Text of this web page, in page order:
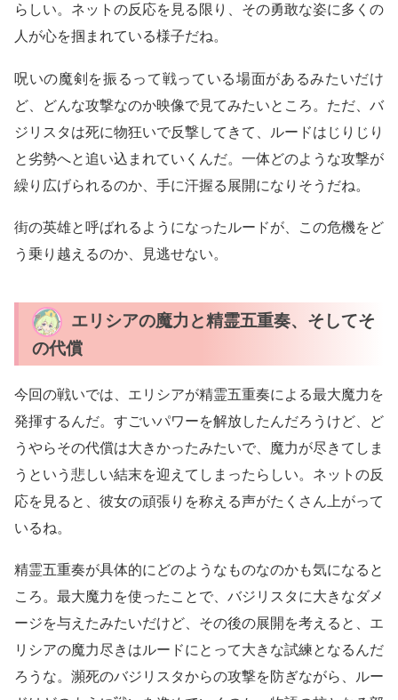
らしい。ネットの反応を見る限り、その勇敢な姿に多くの
人が心を掴まれている様子だね。
呪いの魔剣を振るって戦っている場面があるみたいだけ
ど、どんな攻撃なのか映像で見てみたいところ。ただ、バ
ジリスタは死に物狂いで反撃してきて、ルードはじりじり
と劣勢へと追い込まれていくんだ。一体どのような攻撃が
繰り広げられるのか、手に汗握る展開になりそうだね。
街の英雄と呼ばれるようになったルードが、この危機をど
う乗り越えるのか、見逃せない。
エリシアの魔力と精霊五重奏、そしてそ
の代償
今回の戦いでは、エリシアが精霊五重奏による最大魔力を
発揮するんだ。すごいパワーを解放したんだろうけど、ど
うやらその代償は大きかったみたいで、魔力が尽きてしま
うという悲しい結末を迎えてしまったらしい。ネットの反
応を見ると、彼女の頑張りを称える声がたくさん上がって
いるね。
精霊五重奏が具体的にどのようなものなのかも気になると
ころ。最大魔力を使ったことで、バジリスタに大きなダメ
ージを与えたみたいだけど、その後の展開を考えると、エ
リシアの魔力尽きはルードにとって大きな試練となるんだ
ろうな。瀕死のバジリスタからの攻撃を防ぎながら、ルー